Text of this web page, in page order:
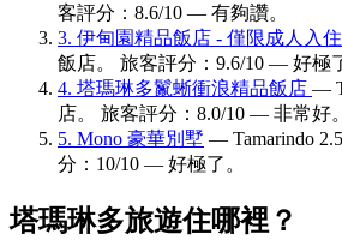
客評分：8.6/10 — 有夠讚。
3. 伊甸園精品飯店 - 僅限成人入住
飯店。 旅客評分：9.6/10 — 好極
4. 塔瑪琳多鬣蜥衝浪精品飯店 —
店。 旅客評分：8.0/10 — 非常好。
5. Mono 豪華別墅 — Tamarindo
分：10/10 — 好極了。
塔瑪琳多旅遊住哪裡？